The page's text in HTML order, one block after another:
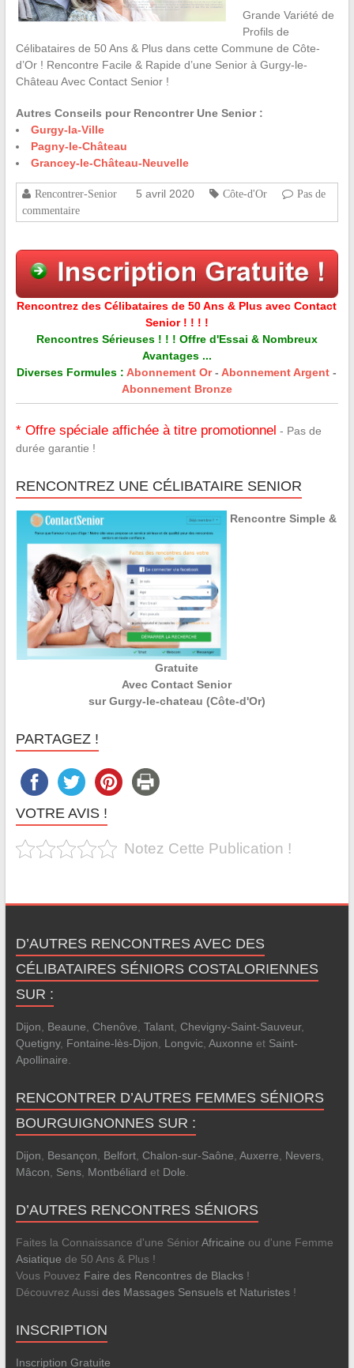
Grande Variété de
Profils de
Célibataires de 50 Ans & Plus dans cette Commune de Côte-
d’Or ! Rencontre Facile & Rapide d’une Senior à Gurgy-le-
Château Avec Contact Senior !
Autres Conseils pour Rencontrer Une Senior :
Gurgy-la-Ville
Pagny-le-Château
Grancey-le-Château-Neuvelle
Rencontrer-Senior 5 avril 2020 Côte-d'Or
Pas de
commentaire
Rencontrez des Célibataires de 50 Ans & Plus avec Contact
Senior ! ! ! !
Rencontres Sérieuses ! ! ! Offre d'Essai & Nombreux
Avantages ...
Diverses Formules : Abonnement Or-Abonnement Argent -
Abonnement Bronze
* Offre spéciale affichée à titre promotionnel - Pas de
durée garantie !
RENCONTREZ UNE CÉLIBATAIRE SENIOR
Rencontre Simple &
Gratuite
Avec Contact Senior
sur Gurgy-le-chateau (Côte-d'Or)
PARTAGEZ !
VOTRE AVIS !
Notez Cette Publication !
D’AUTRES RENCONTRES AVEC DES
CÉLIBATAIRES SÉNIORS COSTALORIENNES
SUR :
Dijon Beaune Chenôve Talant, Chevigny-Saint-Sauveur,
Quetigny, Fontaine-lès-Dijon Longvic, Auxonne et Saint-
Apollinaire
RENCONTRER D’AUTRES FEMMES SÉNIORS
BOURGUIGNONNES SUR :
Dijon Besançon Belfort, Chalon-sur-Saône Auxerre Nevers,
Mâcon
Sens, Montbéliard et Dole
D’AUTRES RENCONTRES SÉNIORS
Faites la Connaissance d'une SéniorAfricaine ou d'une Femme
Asiatique de 50 Ans & Plus !
Vous Pouvez Faire des Rencontres de Blacks!
Découvrez Aussi des Massages Sensuels et Naturistes!
INSCRIPTION
Inscription Gratuite